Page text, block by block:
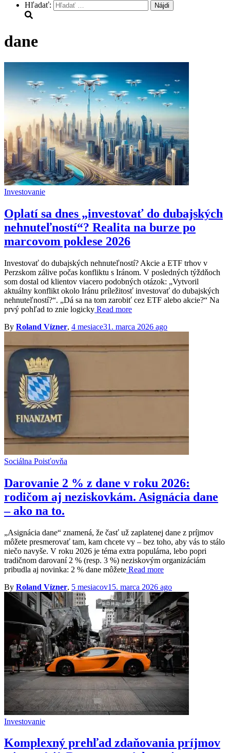
Hľadať:
dane
Investovanie
Oplatí sa dnes „investovať do dubajských
nehnuteľností“? Realita na burze po
marcovom poklese 2026
Investovať do dubajských nehnuteľností? Akcie a ETF trhov v
Perzskom zálive počas konfliktu s Iránom. V posledných týždňoch
som dostal od klientov viacero podobných otázok: „Vytvoril
aktuálny konflikt okolo Iránu príležitosť investovať do dubajských
nehnuteľností?“. „Dá sa na tom zarobiť cez ETF alebo akcie?“ Na
prvý pohľad to znie logicky Read more
By Roland Vízner, 4 mesiace31. marca 2026 ago
Sociálna Poisťovňa
Darovanie 2 % z dane v roku 2026:
rodičom aj neziskovkám. Asignácia dane
– ako na to.
„Asignácia dane“ znamená, že časť už zaplatenej dane z príjmov
môžete presmerovať tam, kam chcete vy – bez toho, aby vás to stálo
niečo navyše. V roku 2026 je téma extra populárna, lebo popri
tradičnom darovaní 2 % (resp. 3 %) neziskovým organizáciám
pribudla aj novinka: 2 % dane môžete Read more
By Roland Vízner, 5 mesiacov15. marca 2026 ago
Investovanie
Komplexný prehľad zdaňovania príjmov